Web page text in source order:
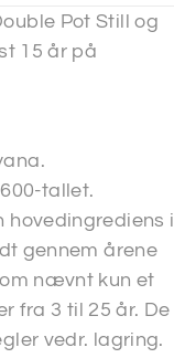
Pot Still og
15 år på
tallet.
hovedingrediens i
gennem årene
nævnt kun et
fra 3 til 25 år. De
vedr. lagring.